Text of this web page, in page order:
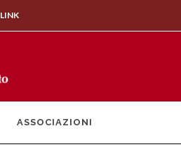
LINK
ASSOCIAZIONI